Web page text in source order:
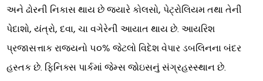
અને ઢોરની નિકાસ થાય છે જ્યારે કોલસો, પેટ્રોલિયમ તથા તેની
પેદાશો, યંત્રો, દવા, ચા વગેરેની આયાત થાય છે. આયરિશ
પ્રજાસત્તાક રાજ્યનો ૫૦% જેટલો વિદેશ વેપાર ડબલિનના બંદર
હસ્તક છે. ફિનિક્સ પાર્કમાં જેમ્સ જોઇસનું સંગ્રહસ્સ્થાન છે.